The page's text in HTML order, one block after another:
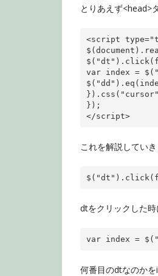
とりあえず<head>
<script type
$( "dt" ).click(
var index = $(
$( "dd"
}).css( "cursor"
</script>
これを解説してい
$( "dt" ).click(
dtをクリックした時
var index = $(
何番目のdtなのかを